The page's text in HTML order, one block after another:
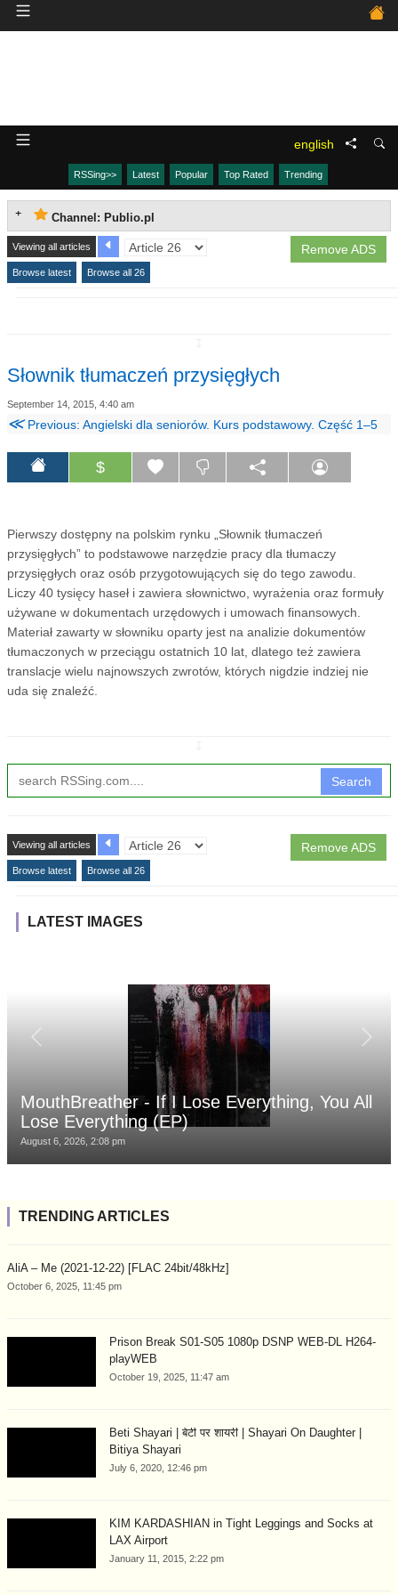
english
RSSing>> Latest Popular Top Rated Trending
Channel: Publio.pl
Remove ADS
Viewing all articles
Browse latest Browse all 26
Słownik tłumaczeń przysięgłych
September 14, 2015, 4:40 am
≪Previous: Angielski dla seniorów. Kurs podstawowy. Część 1–5
$
Pierwszy dostępny na polskim rynku „Słownik tłumaczeń
przysięgłych” to podstawowe narzędzie pracy dla tłumaczy
przysięgłych oraz osób przygotowujących się do tego zawodu.
Liczy 40 tysięcy haseł i zawiera słownictwo, wyrażenia oraz formuły
używane w dokumentach urzędowych i umowach finansowych.
Materiał zawarty w słowniku oparty jest na analizie dokumentów
tłumaczonych w przeciągu ostatnich 10 lat, dlatego też zawiera
translacje wielu najnowszych zwrotów, których nigdzie indziej nie
uda się znaleźć.
Search
Remove ADS
Viewing all articles
Browse latest Browse all 26
LATEST IMAGES
MouthBreather - If I Lose Everything, You All
Lose Everything (EP)
August 6, 2026, 2:08 pm
TRENDING ARTICLES
AliA – Me (2021-12-22) [FLAC 24bit/48kHz]
October 6, 2025, 11:45 pm
Prison Break S01-S05 1080p DSNP WEB-DL H264-
playWEB
October 19, 2025, 11:47 am
Beti Shayari | बेटी पर शायरी | Shayari On Daughter |
Bitiya Shayari
July 6, 2020, 12:46 pm
KIM KARDASHIAN in Tight Leggings and Socks at
LAX Airport
January 11, 2015, 2:22 pm